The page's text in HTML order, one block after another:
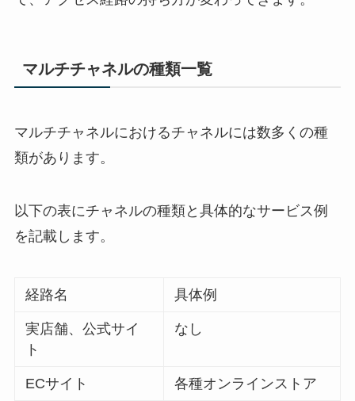
マルチチャネルの種類一覧
マルチチャネルにおけるチャネルには数多くの種
類があります。
以下の表にチャネルの種類と具体的なサービス例
を記載します。
経路名 具体例
実店舗、公式サイ
ト
なし
ECサイト 各種オンラインストア